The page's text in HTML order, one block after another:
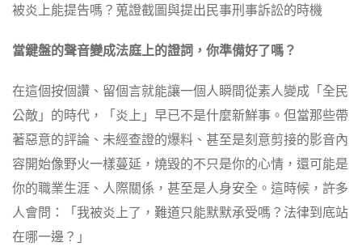
被炎上能提告嗎？蒐證截圖與提出民事刑事訴訟的時機
當鍵盤的聲音變成法庭上的證詞，你準備好了嗎？
在這個按個讚、留個言就能讓一個人瞬間從素人變成「全民
公敵」的時代，「炎上」早已不是什麼新鮮事。但當那些帶
著惡意的評論、未經查證的爆料、甚至是刻意剪接的影音內
容開始像野火一樣蔓延，燒毀的不只是你的心情，還可能是
你的職業生涯、人際關係，甚至是人身安全。這時候，許多
人會問：「我被炎上了，難道只能默默承受嗎？法律到底站
在哪一邊？」